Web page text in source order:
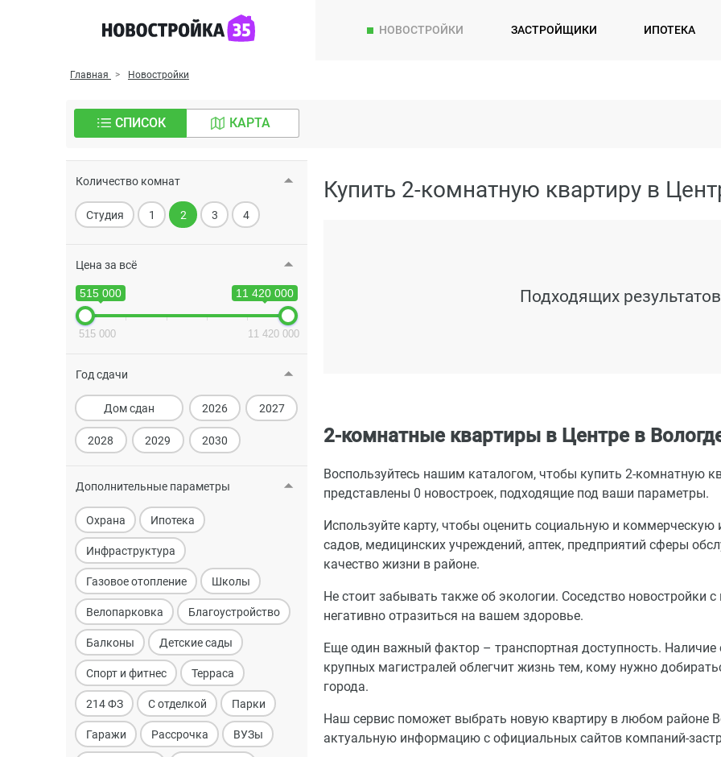
НОВОСТРОЙКИ ЗАСТРОЙЩИКИ ИПОТЕКА
Главная Новостройки
СПИСОК КАРТА
Количество комнат
Студия 1 2 3 4
Цена за всё
515 000 11 420 000
515 000 11 420 000
Год сдачи
Дом сдан 2026 2027
2028 2029 2030
Дополнительные параметры
С отделкой Парки
Рассрочка ВУЗы
Гаражи
Охрана Ипотека
Инфраструктура
Газовое отопление Школы
Велопарковка Благоустройство
Балконы Детские сады
Спорт и фитнес Терраса
214 ФЗ
Купить 2-комнатную квартиру в
Подходящих
2-комнатные квартиры в Центре в
Воспользуйтесь нашим каталогом, чтобы купить 2-комнатную
представлены 0 новостроек, подходящие под ваши параметры.
Используйте карту, чтобы оценить социальную и
садов, медицинских учреждений, аптек, предприятий сферы
качество жизни в районе.
Не стоит забывать также об экологии. Соседство
негативно отразиться на вашем здоровье.
Еще один важный фактор – транспортная доступность. Наличие
крупных магистралей облегчит жизнь тем, кому нужно
города.
Наш сервис поможет выбрать новую квартиру в любом районе
актуальную информацию с официальных сайтов компаний-